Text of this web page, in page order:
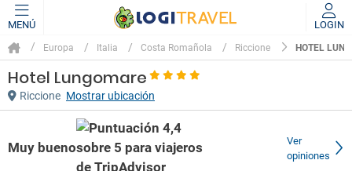
MENÚ LOGIN
Europa Italia Costa Romañola Riccione HOTEL
Hotel Lungomare
Riccione Mostrar ubicación
Muy bueno
Ver
opiniones